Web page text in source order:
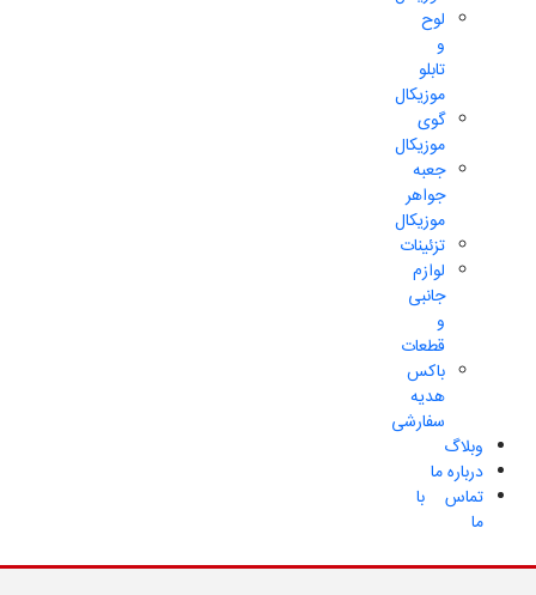
لوح
و
تابلو
موزیکال
گوی
موزیکال
جعبه
جواهر
موزیکال
تزئینات
لوازم
جانبی
و
قطعات
باکس
هدیه
سفارشی
وبلاگ
درباره ما
تماس با
ما